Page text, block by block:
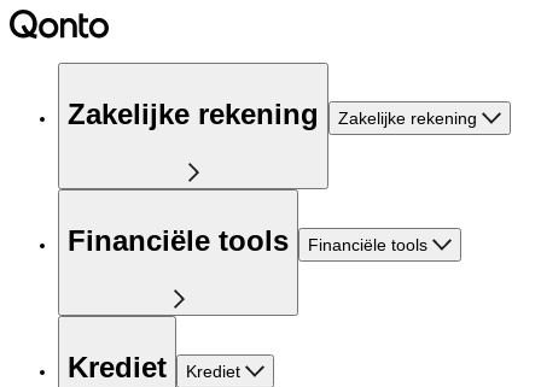
Zakelijke rekening Zakelijke rekening
Financiële tools Financiële tools
Krediet Krediet